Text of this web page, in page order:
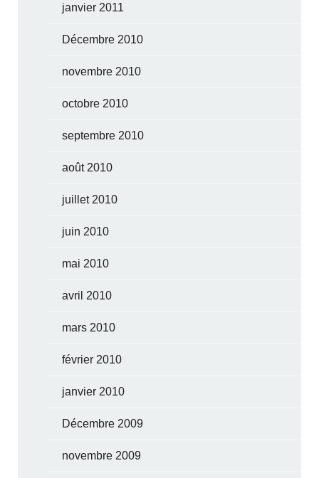
janvier 2011
Décembre 2010
novembre 2010
octobre 2010
septembre 2010
août 2010
juillet 2010
juin 2010
mai 2010
avril 2010
mars 2010
février 2010
janvier 2010
Décembre 2009
novembre 2009